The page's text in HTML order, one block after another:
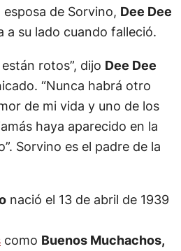
de Sorvino, Dee Dee
a su lado cuando falleció.
rotos”, dijo Dee Dee
“Nunca habrá otro
de mi vida y uno de los
haya aparecido en la
Sorvino es el padre de la
nació el 13 de abril de 1939
como Buenos Muchachos,